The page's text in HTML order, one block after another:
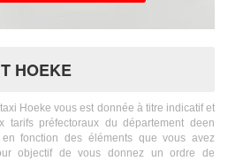
HOEKE
Hoeke vous est donnée à titre indicatif et
préfectoraux du département deen
fonction des éléments que vous avez
objectif de vous donnez un ordre de